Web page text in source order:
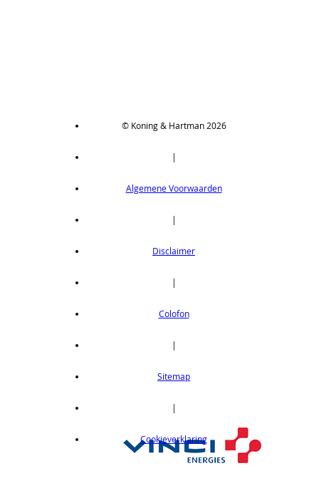
© Koning & Hartman 2026
|
Algemene Voorwaarden
|
Disclaimer
|
Colofon
|
Sitemap
|
Cookieverklaring